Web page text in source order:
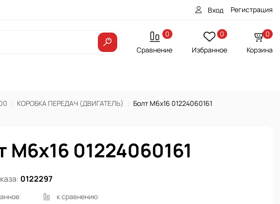
Вход Регистрация
0
Сравнение
0
Избранное
0
Корзина
КОРОБКА ПЕРЕДАЧ (ДВИГАТЕЛЬ) Болт М6х16 01224060161
М6х16 01224060161
0122297
к сравнению